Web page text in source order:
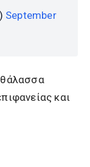
September
θάλασσα
και